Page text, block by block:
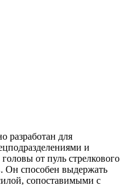
для
и
от пуль стрелкового
Он способен выдержать
сопоставимыми с